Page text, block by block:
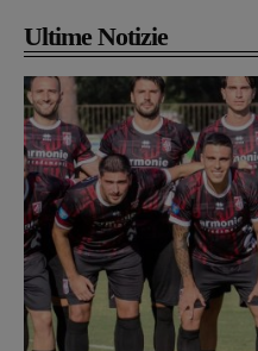
Ultime Notizie